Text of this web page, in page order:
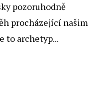
pozoruhodně
procházející našim
to archetyp...